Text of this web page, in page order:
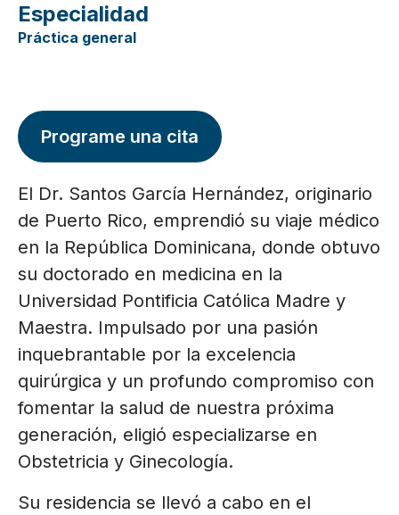
Especialidad
Práctica general
Programe una cita
El Dr. Santos García Hernández, originario
de Puerto Rico, emprendió su viaje médico
en la República Dominicana, donde obtuvo
su doctorado en medicina en la
Universidad Pontificia Católica Madre y
Maestra. Impulsado por una pasión
inquebrantable por la excelencia
quirúrgica y un profundo compromiso con
fomentar la salud de nuestra próxima
generación, eligió especializarse en
Obstetricia y Ginecología.
Su residencia se llevó a cabo en el